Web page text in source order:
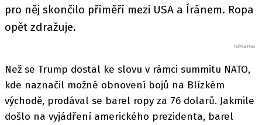
pro něj skončilo příměří mezi USA a Íránem. Ropa
opět zdražuje.
Než se Trump dostal ke slovu v rámci summitu NATO,
kde naznačil možné obnovení bojů na Blízkém
východě, prodával se barel ropy za 76 dolarů. Jakmile
došlo na vyjádření amerického prezidenta, barel